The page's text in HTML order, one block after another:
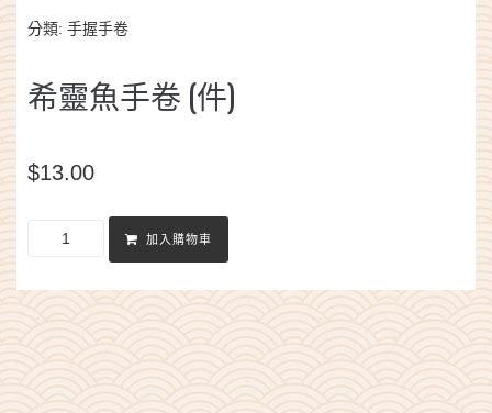
分類: 手握手卷
希靈魚手卷 (件)
$13.00
加入購物車